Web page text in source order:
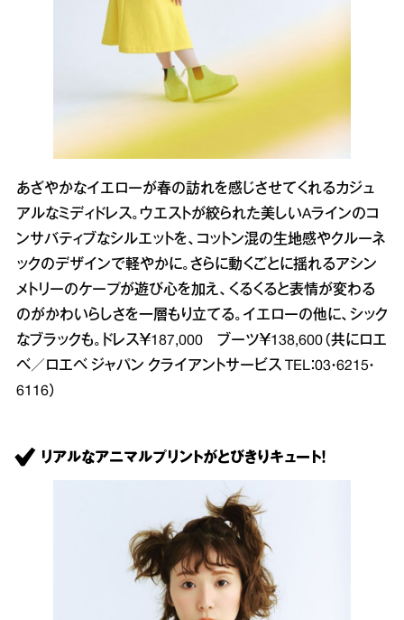
あざやかなイエローが春の訪れを感じさせてくれるカジュ
アルなミディドレス。ウエストが絞られた美しいAラインのコ
ンサバティブなシルエットを、コットン混の生地感やクルーネ
ックのデザインで軽やかに。さらに動くごとに揺れるアシン
メトリーのケープが遊び心を加え、くるくると表情が変わる
のがかわいらしさを一層もり立てる。イエローの他に、シック
なブラックも。ドレス￥187,000 ブーツ￥138,600（共にロエ
ベ／ロエベ ジャパン クライアントサービス TEL：03・6215・
6116）
リアルなアニマルプリントがとびきりキュート！